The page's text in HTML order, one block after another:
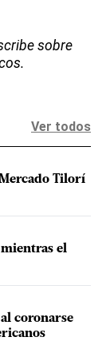
sobre
Ver todos
Tilorí
el
coronarse